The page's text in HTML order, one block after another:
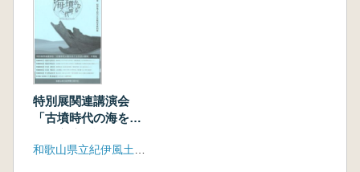
特別展関連講演会
「古墳時代の海をめ
稿集